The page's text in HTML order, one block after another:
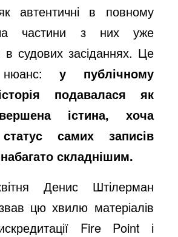
автентичні в повному
частини з них уже
в судових засіданнях. Це
нюанс:у публічному
подавалася як
істина, хоча
самих записів
складнішим.
Денис Штілерман
цю хвилю матеріалів
Fire Point і